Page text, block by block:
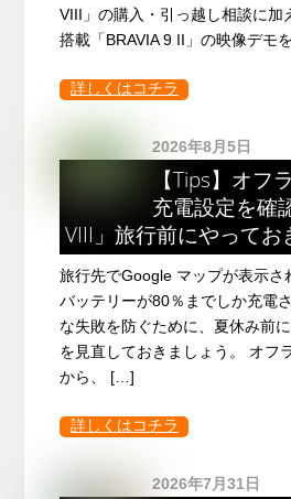
VIII」の購入・引っ越し相談に加
搭載「BRAVIA 9 II」の映像デモ
詳しくはコチラ
2026年8月5日
【Tips】オフ
充電設定を確
VIII」旅行前にやってお
旅行先でGoogle マップが表示さ
バッテリーが80％までしか充
な失敗を防ぐために、夏休み前
を見直しておきましょう。 オフ
から、 […]
詳しくはコチラ
2026年7月31日